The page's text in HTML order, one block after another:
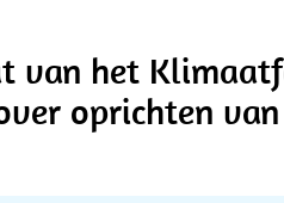
van het
oprichten